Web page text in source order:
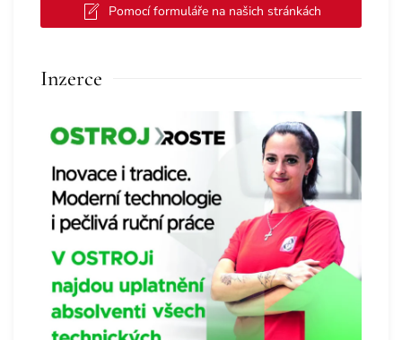
Pomocí formuláře na našich stránkách
Inzerce